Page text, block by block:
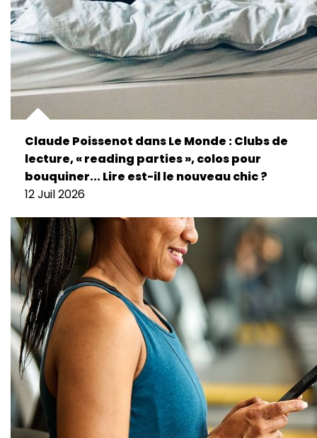
Claude Poissenot dans Le Monde : Clubs de
lecture, « reading parties », colos pour
bouquiner... Lire est-il le nouveau chic ?
12 Juil 2026